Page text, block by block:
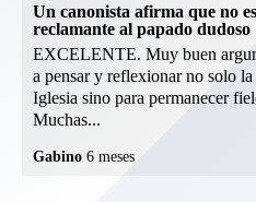
Un canonista afirma que no
reclamante al papado dudoso
EXCELENTE. Muy buen
a pensar y reflexionar no solo
Iglesia sino para permanecer
Muchas...
Gabino 6 meses